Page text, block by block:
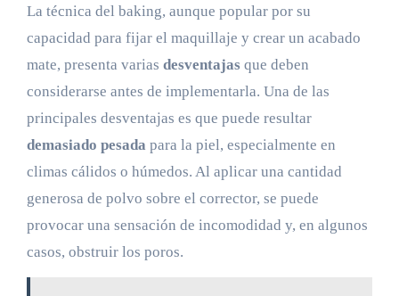
La técnica del baking, aunque popular por su
capacidad para fijar el maquillaje y crear un acabado
mate, presenta varias desventajas que deben
considerarse antes de implementarla. Una de las
principales desventajas es que puede resultar
demasiado pesada para la piel, especialmente en
climas cálidos o húmedos. Al aplicar una cantidad
generosa de polvo sobre el corrector, se puede
provocar una sensación de incomodidad y, en algunos
casos, obstruir los poros.